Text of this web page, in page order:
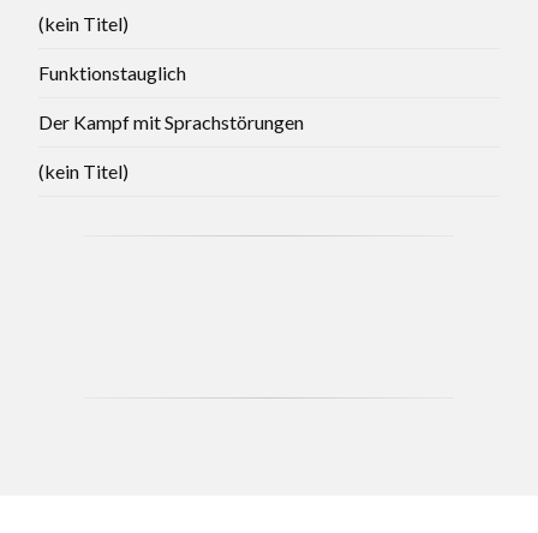
(kein Titel)
Funktionstauglich
Der Kampf mit Sprachstörungen
(kein Titel)